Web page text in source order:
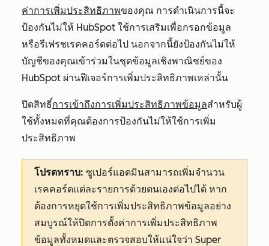
ค่าการเพิ่มประสิทธิภาพของคุณ การดำเนินการนี้จะ
ป้องกันไม่ให้ HubSpot ใช้การเสริมเพื่อกรอกข้อมูล
หรือรีเฟรชเรคคอร์ดต่อไป นอกจากนี้ยังป้องกันไม่ให้
บัญชีของคุณเข้าร่วมในชุดข้อมูลเชิงพาณิชย์ของ
HubSpot ผ่านฟีเจอร์การเพิ่มประสิทธิภาพเหล่านั้น
ปิดสิทธิ์การเข้าถึงการเพิ่มประสิทธิภาพข้อมูลสำหรับผู้
ใช้ทั้งหมดที่คุณต้องการป้องกันไม่ให้ใช้การเพิ่ม
ประสิทธิภาพ
โปรดทราบ: ซูเปอร์แอดมินสามารถเพิ่มจำนวน
เรคคอร์ดแต่ละรายการด้วยตนเองต่อไปได้ หาก
ต้องการหยุดใช้การเพิ่มประสิทธิภาพข้อมูลอย่าง
สมบูรณ์ให้ปิดการตั้งค่าการเพิ่มประสิทธิภาพ
ข้อมูลทั้งหมดและตรวจสอบให้แน่ใจว่า Super